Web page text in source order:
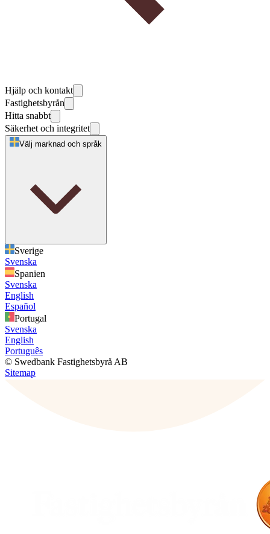
Hjälp och kontakt
Fastighetsbyrån
Hitta snabbt
Säkerhet och integritet
Välj marknad och språk
Sverige
Svenska
Spanien
Svenska
English
Español
Portugal
Svenska
English
Português
© Swedbank Fastighetsbyrå AB
Sitemap